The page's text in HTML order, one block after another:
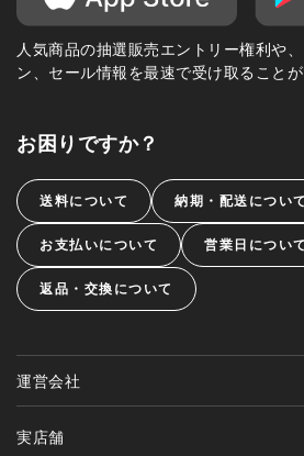
人気商品の抽選販売エントリー権利や
ン、セール情報を最速で受け取ることが
お困りですか？
送料について 納期・配送について
お支払いについて 営業日について
返品・交換について
運営会社
実店舗